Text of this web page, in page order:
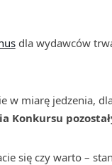
dla wydawców
w miarę jedzenia,
Konkursu
się czy warto –